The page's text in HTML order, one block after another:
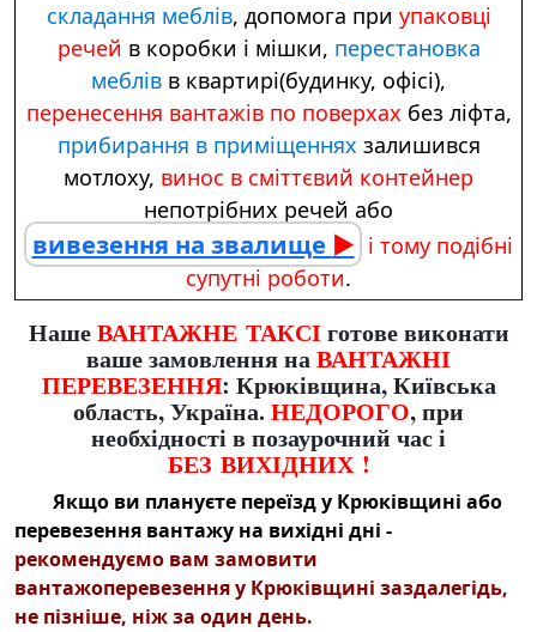
складання меблів, допомога при упаковці
речей в коробки і мішки, перестановка
меблів в квартирі(будинку, офісі),
перенесення вантажів по поверхах без ліфта,
прибирання в приміщеннях залишився
мотлоху, винос в сміттєвий контейнер
непотрібних речей або
вивезення на звалище ► і тому подібні
супутні роботи.
НашеВАНТАЖНЕ ТАКСІ готове виконати
ваше замовлення наВАНТАЖНІ
ПЕРЕВЕЗЕННЯ: Крюківщина, Київська
область, Україна. НЕДОРОГО, при
необхідності в позаурочний час і
БЕЗ ВИХІДНИХ !
Якщо ви плануєте переїзд у Крюківщині або
перевезення вантажу на вихідні дні -
рекомендуємо вам замовити
вантажоперевезення у Крюківщині заздалегідь,
не пізніше, ніж за один день.